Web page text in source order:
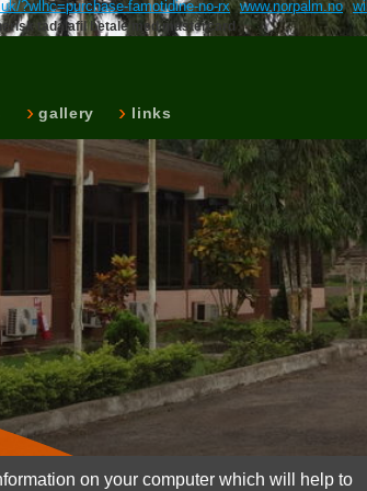
?wlhc=purchase-famotidine-no-rx www.norpalm.no
tadalafil betale med mastercard
gallery links
on your computer which will help to